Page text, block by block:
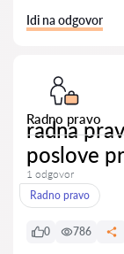
Idi na odgovor
Radno pravo
radna
poslove
1 odgovor
Radno pravo
0 786